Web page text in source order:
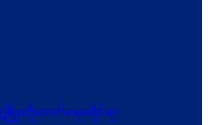
ြိုးတိုးတက်ရေးဆိုင်ရာ